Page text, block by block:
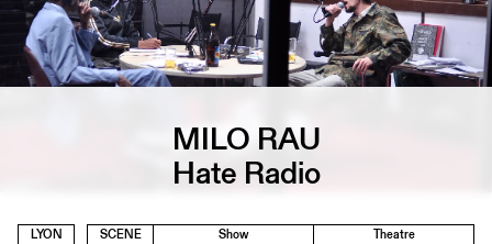
Medias
Publications
About
MILO RAU
Hate Radio
LYON SCENE Show Theatre